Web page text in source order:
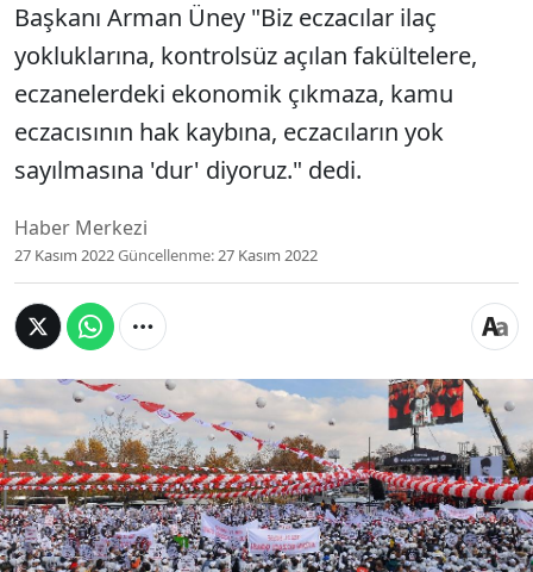
Başkanı Arman Üney "Biz eczacılar ilaç
yokluklarına, kontrolsüz açılan fakültelere,
eczanelerdeki ekonomik çıkmaza, kamu
eczacısının hak kaybına, eczacıların yok
sayılmasına 'dur' diyoruz." dedi.
Haber Merkezi
27 Kasım 2022Güncellenme:27 Kasım 2022
Türk Eczacıları Birliğince (TEB) düzenlenen "Büyük
Eczacı Mitingi"nde, eczacıların sorunlarının
çözülmesi talebi dile getirildi. TEB Başkanı Arman
Üney "Biz eczacılar ilaç yokluklarına, kontrolsüz
açılan fakültelere, eczanelerdeki ekonomik